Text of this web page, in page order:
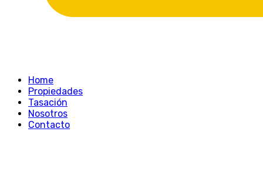
Home
Propiedades
Tasación
Nosotros
Contacto